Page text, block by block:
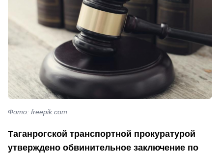
Фото: freepik.com
Таганрогской транспортной прокуратурой
утверждено обвинительное заключение по